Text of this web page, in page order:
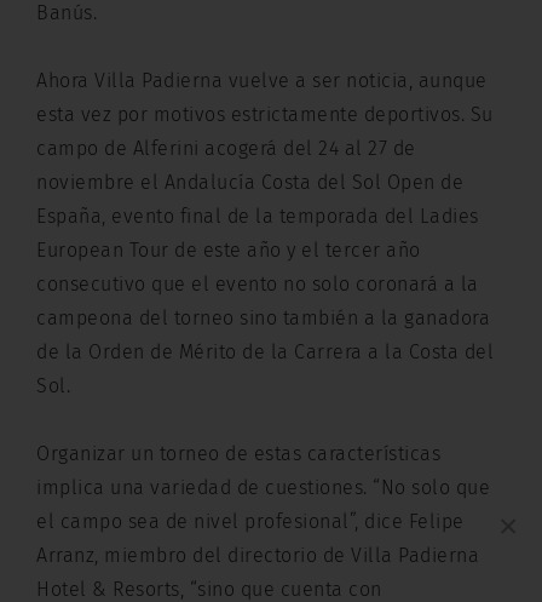
Banús.
Ahora Villa Padierna vuelve a ser noticia, aunque
esta vez por motivos estrictamente deportivos. Su
campo de Alferini acogerá del 24 al 27 de
noviembre el Andalucía Costa del Sol Open de
España, evento final de la temporada del Ladies
European Tour de este año y el tercer año
consecutivo que el evento no solo coronará a la
campeona del torneo sino también a la ganadora
de la Orden de Mérito de la Carrera a la Costa del
Sol.
Organizar un torneo de estas características
implica una variedad de cuestiones. “No solo que
el campo sea de nivel profesional”, dice Felipe
Arranz, miembro del directorio de Villa Padierna
Hotel & Resorts, “sino que cuenta con